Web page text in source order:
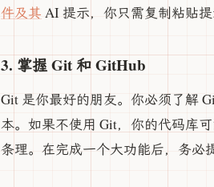
件及其 AI 提示，你只需复制粘贴提
3. 掌握 Git 和 GitHub
Git 是你最好的朋友。你必须了解
本。如果不使用 Git，你的代码库
条理。在完成一个大功能后，务必